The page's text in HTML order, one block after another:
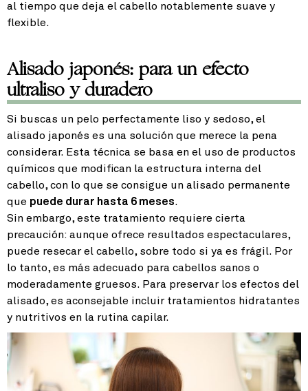
al tiempo que deja el cabello notablemente suave y
flexible.
Alisado japonés: para un efecto
ultraliso y duradero
Si buscas un pelo perfectamente liso y sedoso, el
alisado japonés es una solución que merece la pena
considerar. Esta técnica se basa en el uso de productos
químicos que modifican la estructura interna del
cabello, con lo que se consigue un alisado permanente
que puede durar hasta 6 meses.
Sin embargo, este tratamiento requiere cierta
precaución: aunque ofrece resultados espectaculares,
puede resecar el cabello, sobre todo si ya es frágil. Por
lo tanto, es más adecuado para cabellos sanos o
moderadamente gruesos. Para preservar los efectos del
alisado, es aconsejable incluir tratamientos hidratantes
y nutritivos en la rutina capilar.